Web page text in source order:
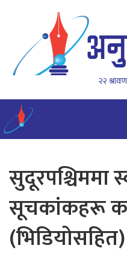
२२
सुदूरपश्चिममा
सूचकांकहरू
(भिडियोसहित)